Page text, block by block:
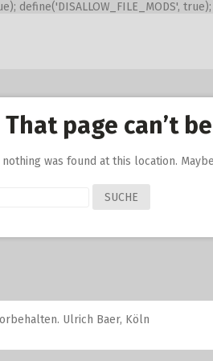
define('DISALLOW_FILE_MODS', true);
That page can’t
was found at this location.
Ulrich Baer, Köln